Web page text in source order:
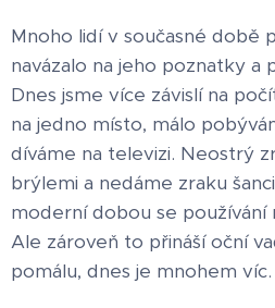
Mnoho lidí v současné době
navázalo na jeho poznatky a
Dnes jsme více závislí na
na jedno místo, málo
díváme na televizi. Neostrý
brýlemi a nedáme zraku
moderní dobou se používání
Ale zároveň to přináší oční
pomálu, dnes je mnohem víc.